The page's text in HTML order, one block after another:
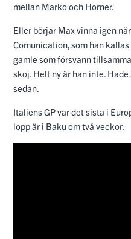
mellan Marko och Horner.
Eller börjar Max vinna igen
Comunication, som han
gamle som försvann
skoj. Helt ny är han inte.
sedan.
Italiens GP var det sista i
lopp är i Baku om två veckor.